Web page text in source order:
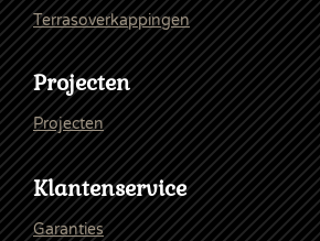
Terrasoverkappingen
Projecten
Projecten
Klantenservice
Garanties